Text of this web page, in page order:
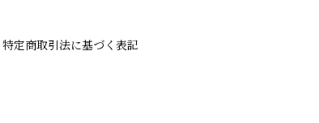
特定商取引法に基づく表記